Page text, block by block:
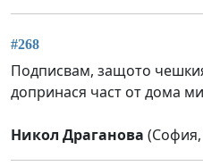
#268
Подписвам, защото
допринася част от дома
Никол Драганова (София,